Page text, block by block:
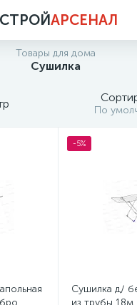
СТРОЙАРСЕНАЛ
Товары для дома
Сушилка
По
-5%
Сушилка д/
из трубы